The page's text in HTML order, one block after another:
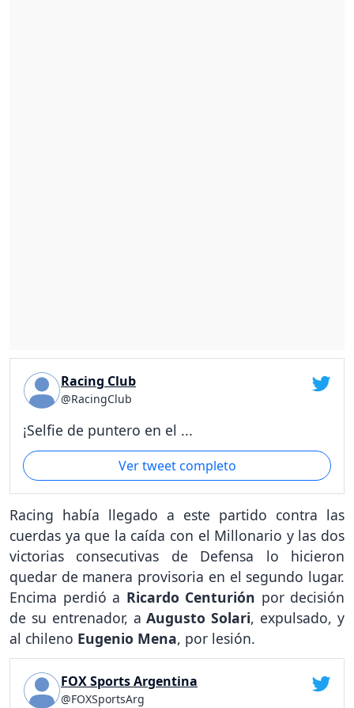
Racing Club
@RacingClub
¡Selfie de puntero en el ...
Ver tweet completo
Racing había llegado a este partido contra las
cuerdas ya que la caída con el Millonario y las dos
victorias consecutivas de Defensa lo hicieron
quedar de manera provisoria en el segundo lugar.
Encima perdió a Ricardo Centurión por decisión
de su entrenador, aAugusto Solari, expulsado, y
al chileno Eugenio Mena, por lesión.
FOX Sports Argentina
@FOXSportsArg